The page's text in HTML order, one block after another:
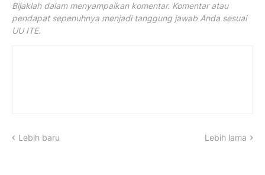
Bijaklah dalam menyampaikan komentar. Komentar atau
pendapat sepenuhnya menjadi tanggung jawab Anda sesuai
UU ITE.
Lebih baru Lebih lama